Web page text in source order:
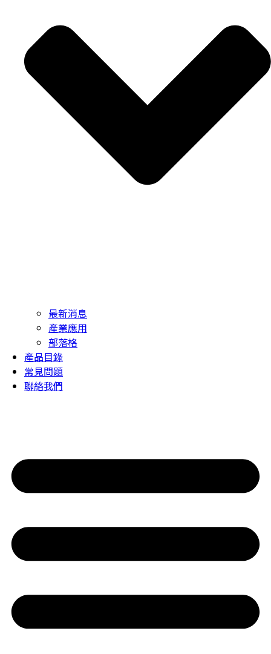
最新消息
產業應用
部落格
產品目錄
常見問題
聯絡我們